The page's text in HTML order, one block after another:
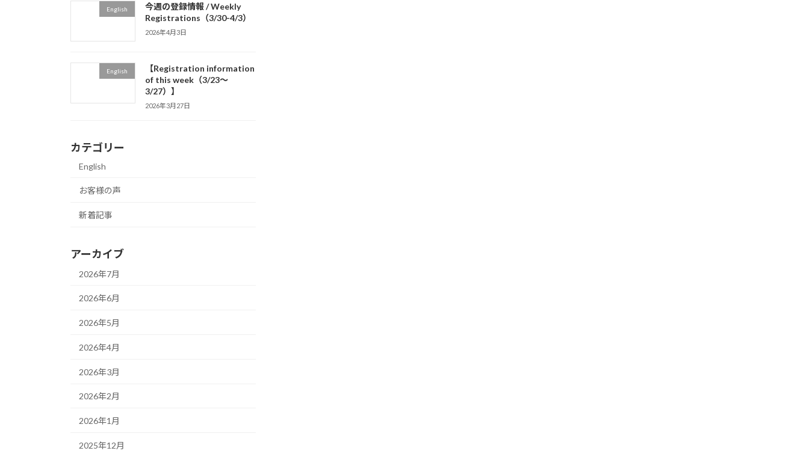
English
今週の登録情報 / Weekly
Registrations（3/30-4/3）
2026年4月3日
English
【Registration information
of this week（3/23～
3/27）】
2026年3月27日
カテゴリー
English
お客様の声
新着記事
アーカイブ
2026年7月
2026年6月
2026年5月
2026年4月
2026年3月
2026年2月
2026年1月
2025年12月